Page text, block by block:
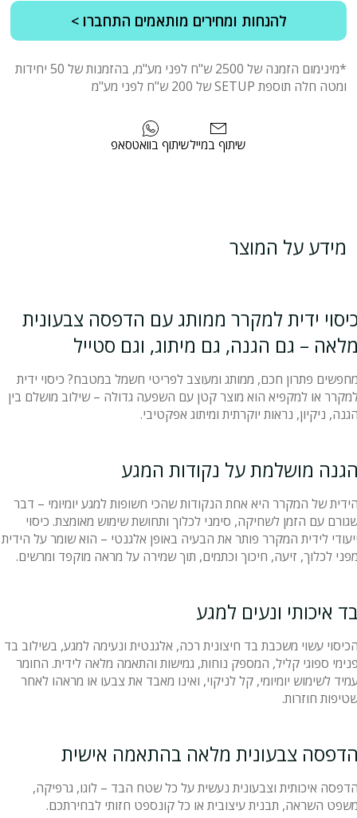
להנחות ומחירים מותאמים התחברו >
*מינימום הזמנה של 2500 ש"ח לפני מע"מ, בהזמנות של 50 יחידות
ומטה חלה תוספת SETUP של 200 ש"ח לפני מע"מ
שיתוף בוואטסאפשיתוף במייל
מידע על המוצר
ידית למקרר ממותג עם הדפסה צבעונית
– גם הגנה, גם מיתוג, וגם סטייל
פתרון חכם, ממותג ומעוצב לפריטי חשמל במטבח? כיסוי ידית
או למקפיא הוא מוצר קטן עם השפעה גדולה – שילוב מושלם בין
ניקיון, נראות יוקרתית ומיתוג אפקטיבי.
מושלמת על נקודות המגע
של המקרר היא אחת הנקודות שהכי חשופות למגע יומיומי – דבר
עם הזמן לשחיקה, סימני לכלוך ותחושת שימוש מאומצת. כיסוי
לידית המקרר פותר את הבעיה באופן אלגנטי – הוא שומר על הידית
לכלוך, זיעה, חיכוך וכתמים, תוך שמירה על מראה מוקפד ומרשים.
איכותי ונעים למגע
עשוי משכבת בד חיצונית רכה, אלגנטית ונעימה למגע, בשילוב בד
ספוגי קליל, המספק נוחות, גמישות והתאמה מלאה לידית. החומר
לשימוש יומיומי, קל לניקוי, ואינו מאבד את צבעו או מראהו לאחר
חוזרות.
צבעונית מלאה בהתאמה אישית
איכותית וצבעונית נעשית על כל שטח הבד – לוגו, גרפיקה,
השראה, תבנית עיצובית או כל קונספט חזותי לבחירתכם.